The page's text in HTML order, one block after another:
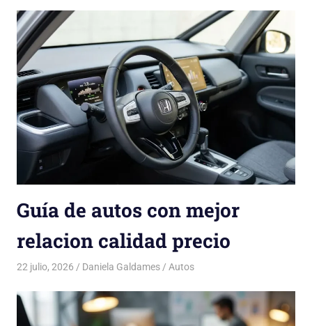
Guía de autos con mejor
relacion calidad precio
22 julio, 2026 Daniela Galdames Autos